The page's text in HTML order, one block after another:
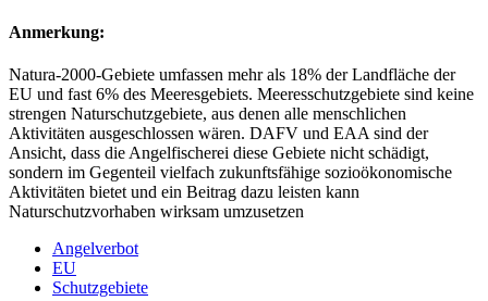
Anmerkung:
Natura-2000-Gebiete umfassen mehr als 18% der Landfläche der
EU und fast 6% des Meeresgebiets. Meeresschutzgebiete sind keine
strengen Naturschutzgebiete, aus denen alle menschlichen
Aktivitäten ausgeschlossen wären. DAFV und EAA sind der
Ansicht, dass die Angelfischerei diese Gebiete nicht schädigt,
sondern im Gegenteil vielfach zukunftsfähige sozioökonomische
Aktivitäten bietet und ein Beitrag dazu leisten kann
Naturschutzvorhaben wirksam umzusetzen
Angelverbot
EU
Schutzgebiete